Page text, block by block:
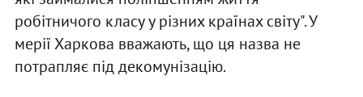
робітничого класу у різних країнах світу". У
мерії Харкова вважають, що ця назва не
потрапляє під декомунізацію.